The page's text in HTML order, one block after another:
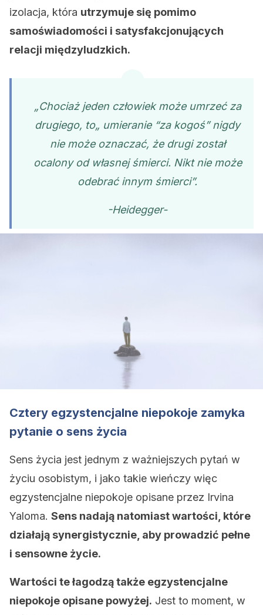
izolacja, która utrzymuje się pomimo
samoświadomości i satysfakcjonujących
relacji międzyludzkich.
„Chociaż jeden człowiek może umrzeć za
drugiego, to„ umieranie “za kogoś” nigdy
nie może oznaczać, że drugi został
ocalony od własnej śmierci. Nikt nie może
odebrać innym śmierci”.
-Heidegger-
Cztery egzystencjalne niepokoje zamyka
pytanie o sens życia
Sens życia jest jednym z ważniejszych pytań w
życiu osobistym, i jako takie wieńczy więc
egzystencjalne niepokoje opisane przez Irvina
Yaloma. Sens nadają natomiast wartości, które
działają synergistycznie, aby prowadzić pełne
i sensowne życie.
Wartości te łagodzą także egzystencjalne
niepokoje opisane powyżej. Jest to moment, w